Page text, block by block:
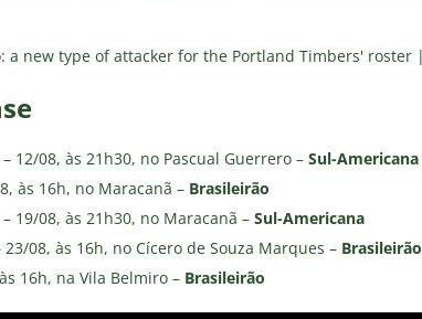
– 12/08, às 21h30, no Pascual Guerrero – Sul-Americana
às 16h, no Maracanã – Brasileirão
– 19/08, às 21h30, no Maracanã – Sul-Americana
23/08, às 16h, no Cícero de Souza Marques – Brasileirão
16h, na Vila Belmiro – Brasileirão